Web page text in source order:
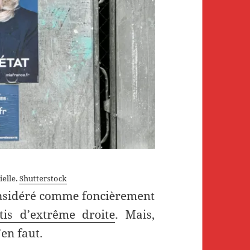
Shutterstock
comme foncièrement
d’extrême droite. Mais,
faut.